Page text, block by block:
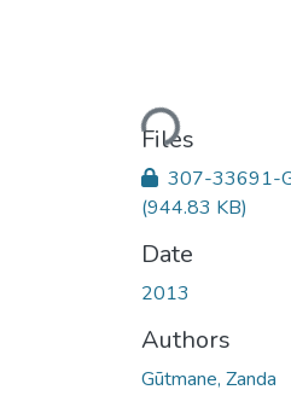
Loading...
Files
307-33691-
(944.83 KB)
Date
2013
Authors
Gūtmane, Zanda